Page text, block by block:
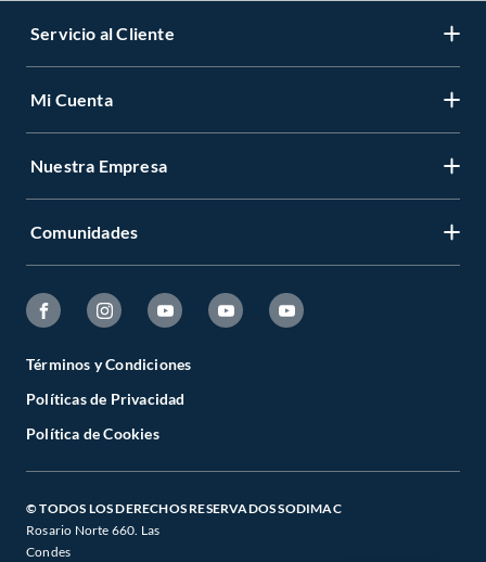
Servicio al Cliente
Mi Cuenta
Nuestra Empresa
Comunidades
Términos y Condiciones
Políticas de Privacidad
Política de Cookies
© TODOS LOS DERECHOS RESERVADOS SODIMAC
Rosario Norte 660. Las
Condes